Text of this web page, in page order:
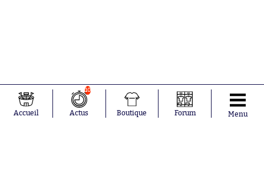
Accueil
10
Actus Boutique Forum Menu